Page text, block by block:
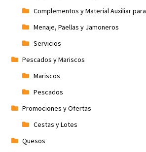
Complementos y Material Auxiliar
Menaje, Paellas y Jamoneros
Servicios
Pescados y Mariscos
Mariscos
Pescados
Promociones y Ofertas
Cestas y Lotes
Quesos